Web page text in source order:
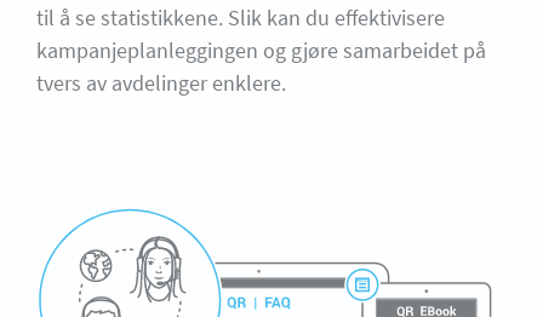
til å se statistikkene. Slik kan du effektivisere
kampanjeplanleggingen og gjøre samarbeidet på
tvers av avdelinger enklere.